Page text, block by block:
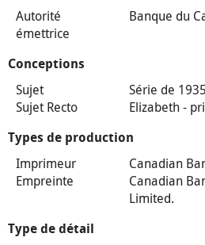
Autorité
émettrice
Banque du
Conceptions
Sujet
Série de 1935
Sujet Recto
Elizabeth -
Types de production
Imprimeur
Canadian
Empreinte
Canadian
Limited.
Type de détail